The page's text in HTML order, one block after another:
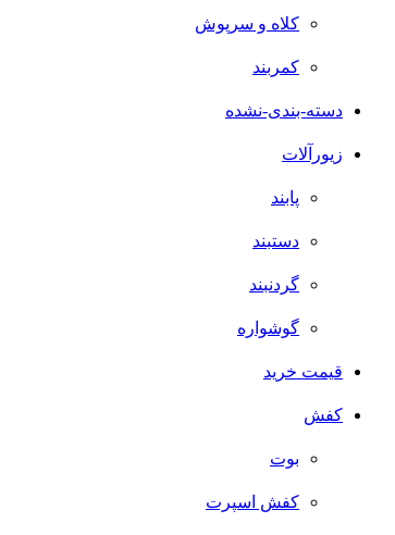
کلاه و سرپوش
کمربند
دسته-بندی-نشده
زیورآلات
پابند
دستبند
گردنبند
گوشواره
قیمت خرید
کفش
بوت
کفش اسپرت